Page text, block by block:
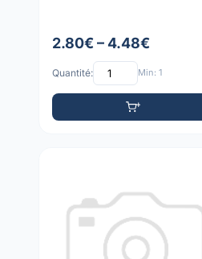
2.80€ – 4.48€
Quantité: Min: 1